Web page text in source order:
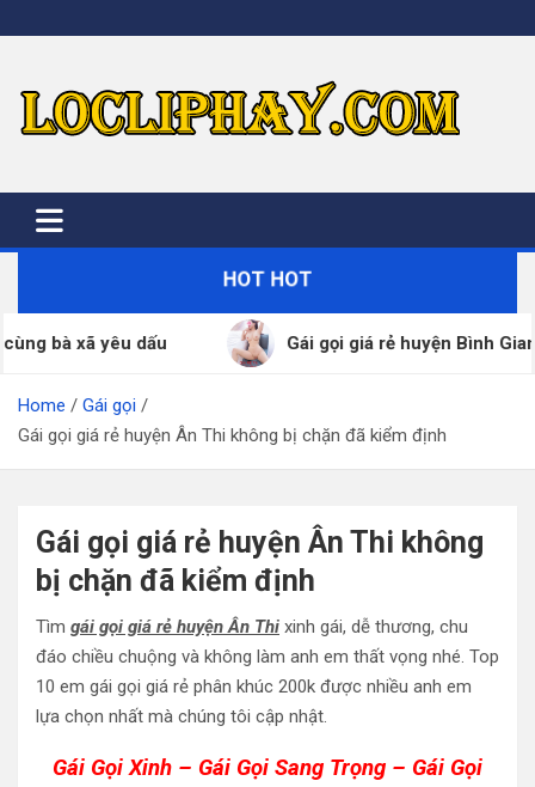
to
HOT HOT
Gái gọi giá rẻ huyện Bình Giang đã xác thực SDT
Home
Gái gọi
Gái gọi giá rẻ huyện Ân Thi không bị chặn đã kiểm định
Gái gọi giá rẻ huyện Ân Thi không
bị chặn đã kiểm định
Tìm gái gọi giá rẻ huyện Ân Thi xinh gái, dễ thương, chu
đáo chiều chuộng và không làm anh em thất vọng nhé. Top
10 em gái gọi giá rẻ phân khúc 200k được nhiều anh em
lựa chọn nhất mà chúng tôi cập nhật.
Gái Gọi Xinh – Gái Gọi Sang Trọng – Gái Gọi